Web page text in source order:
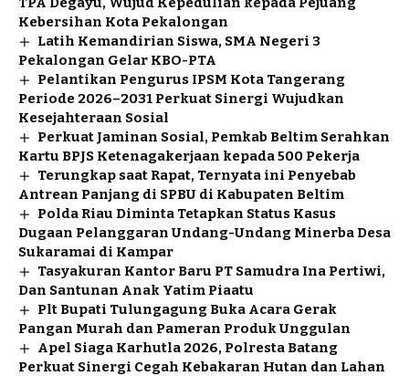
Kebersihan Kota Pekalongan
Latih Kemandirian Siswa, SMA Negeri 3
Pekalongan Gelar KBO-PTA
Pelantikan Pengurus IPSM Kota Tangerang
Periode 2026–2031 Perkuat Sinergi Wujudkan
Kesejahteraan Sosial
Perkuat Jaminan Sosial, Pemkab Beltim Serahkan
Kartu BPJS Ketenagakerjaan kepada 500 Pekerja
Terungkap saat Rapat, Ternyata ini Penyebab
Antrean Panjang di SPBU di Kabupaten Beltim
Polda Riau Diminta Tetapkan Status Kasus
Dugaan Pelanggaran Undang-Undang Minerba Desa
Sukaramai di Kampar
Tasyakuran Kantor Baru PT Samudra Ina Pertiwi,
Dan Santunan Anak Yatim Piaatu
Plt Bupati Tulungagung Buka Acara Gerak
Pangan Murah dan Pameran Produk Unggulan
Apel Siaga Karhutla 2026, Polresta Batang
Perkuat Sinergi Cegah Kebakaran Hutan dan Lahan